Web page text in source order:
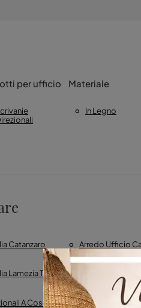
per ufficio Materiale
In Legno
Catanzaro Arredo Ufficio
Lamezia Terme Arredo
A Cosenza Negozio Di